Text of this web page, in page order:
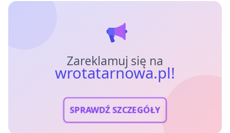
Zareklamuj się na
wrotatarnowa.pl!
SPRAWDŹ SZCZEGÓŁY